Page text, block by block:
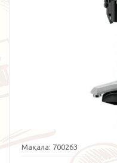
Мақала: 700263